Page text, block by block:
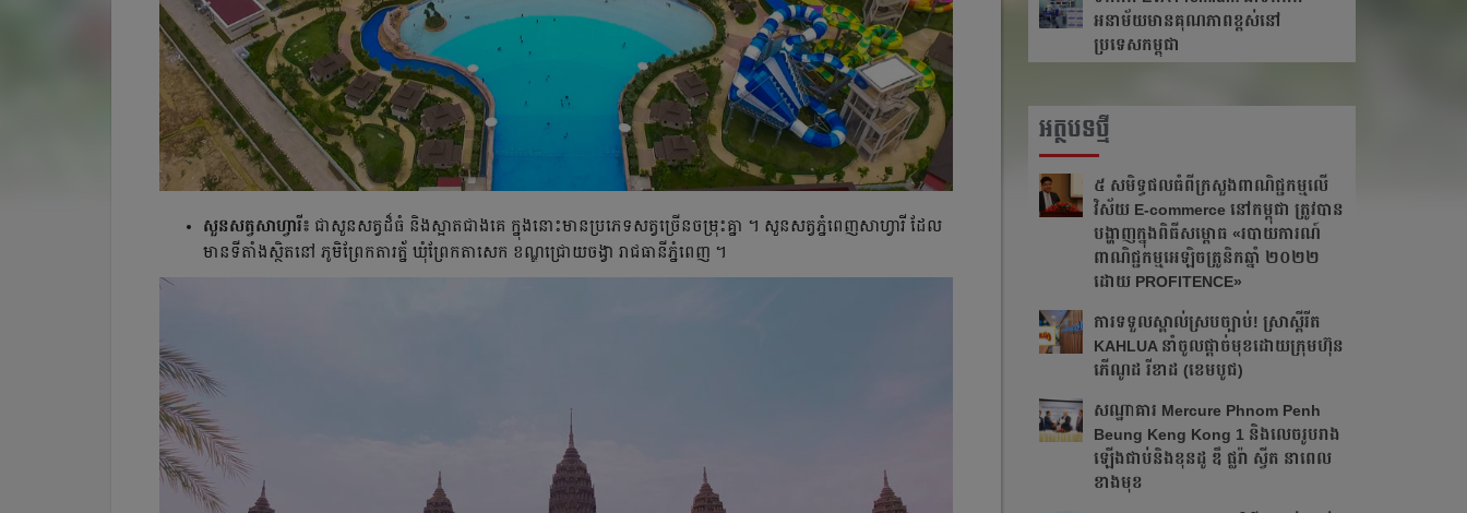
សួនសត្វសាហ្វារី៖ ជាសួនសត្វដ៏ធំ និងស្អាតជាងគេ ក្នុងនោះមានប្រភេទសត្វច្រើនចម្រុះគ្នា ។ សួនសត្វភ្នំពេញសាហ្វារី ដែល
មានទីតាំងស្ថិតនៅ ភូមិព្រែកតារត្ន័ ឃុំព្រែកតាសេក ខណ្ឌជ្រោយចង្វា រាជធានីភ្នំពេញ ។
អនាម័យមានគុណភាពខ្ពស់នៅ
ប្រទេសកម្ពុជា
អត្ថបទថ្មី
៥ សមិទ្ធផលធំ​ពីក្រសួងពាណិជ្ជកម្មលើ
វិស័យ E-commerce នៅកម្ពុជា ត្រូវបាន
បង្ហាញក្នុងពិធីសម្ពោធ «របាយការណ៍
ពាណិជ្ជកម្មអេឡិចត្រូនិកឆ្នាំ ២០២២
ដោយ PROFITENCE»
ការទទួលស្គាល់ស្របច្បាប់! ស្រាស្ពីរីត
KAHLUA នាំចូលផ្ដាច់មុខដោយក្រុមហ៊ុន
ភើណូដ រីខាដ (ខេមបូជ)
សណ្ឋាគារ Mercure Phnom Penh
Beung Keng Kong 1 និងលេចរូបរាង
ឡើងជាប់និងខុនដូ ឌឹ ផ្លរ៉ា ស្វីត នាពេល
ខាងមុខ